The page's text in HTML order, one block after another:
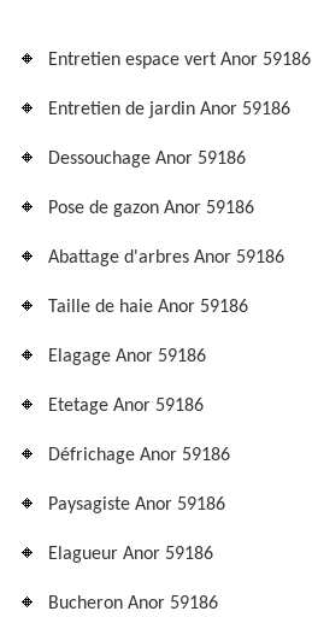
Entretien espace vert Anor 59186
Entretien de jardin Anor 59186
Dessouchage Anor 59186
Pose de gazon Anor 59186
Abattage d'arbres Anor 59186
Taille de haie Anor 59186
Elagage Anor 59186
Etetage Anor 59186
Défrichage Anor 59186
Paysagiste Anor 59186
Elagueur Anor 59186
Bucheron Anor 59186